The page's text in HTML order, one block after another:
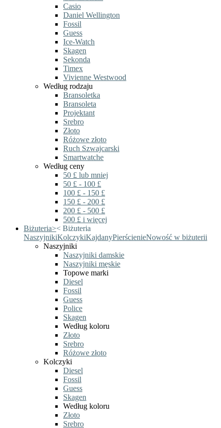
Casio
Daniel Wellington
Fossil
Guess
Ice-Watch
Skagen
Sekonda
Timex
Vivienne Westwood
Według rodzaju
Bransoletka
Bransoleta
Projektant
Srebro
Złoto
Różowe złoto
Ruch Szwajcarski
Smartwatche
Według ceny
50 £ lub mniej
50 £ - 100 £
100 £ - 150 £
150 £ - 200 £
200 £ - 500 £
500 £ i więcej
Biżuteria>< Biżuteria
NaszyjnikiKolczykiKajdanyPierścienieNowość w biżuterii
Naszyjniki
Naszyjniki damskie
Naszyjniki męskie
Topowe marki
Diesel
Fossil
Guess
Police
Skagen
Według koloru
Złoto
Srebro
Różowe złoto
Kolczyki
Diesel
Fossil
Guess
Skagen
Według koloru
Złoto
Srebro